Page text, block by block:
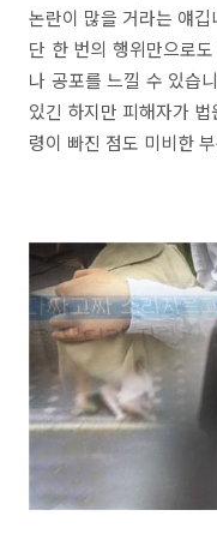
논란이 많을 거라는 얘
단 한 번의 행위만으로
나 공포를 느낄 수 있습
있긴 하지만 피해자가
령이 빠진 점도 미비한